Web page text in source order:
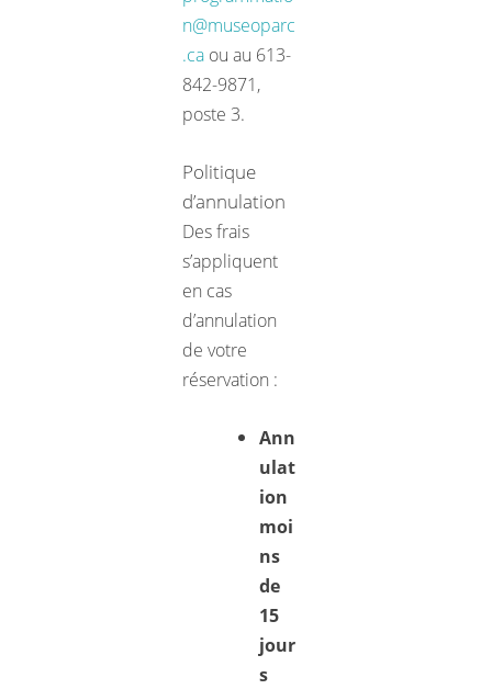
n@museoparc
.ca ou au 613-
842-9871,
poste 3.
Politique
d’annulation
Des frais
s’appliquent
en cas
d’annulation
de votre
réservation :
Ann
ulat
ion
moi
ns
de
15
jour
s